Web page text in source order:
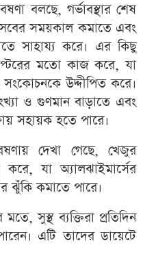
বলছে, গর্ভাবস্থার শেষ
সময়কাল কমাতে এবং
সাহায্য করে। এর কিছু
মতো কাজ করে, যা
উদ্দীপিত করে।
ও গুণমান বাড়াতে এবং
সহায়ক হতে পারে।
দেখা গেছে, খেজুর
করে, যা অ্যালঝাইমার্সের
ঝুঁকি কমাতে পারে।
সুস্থ ব্যক্তিরা প্রতিদিন
এটি তাদের ডায়েটে